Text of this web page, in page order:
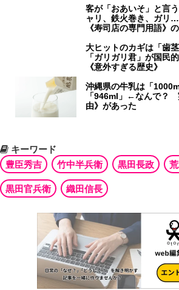
客が「おあいそ」と
ャリ、鉄火巻き、ガリ
《寿司店の専門用語》
大ヒットのカギは「歯
「ガリガリ君」が国民
《意外すぎる歴史》
沖縄県の牛乳は「
「946ml」←なんで？
由》があった
キーワード
豊臣秀吉
竹中半兵衛 黒田長政
黒田官兵衛 織田信長